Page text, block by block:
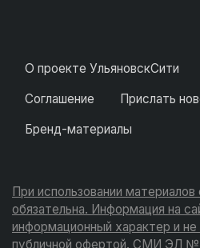
О проекте УльяновскСити
Соглашение
Прислать
Бренд-материалы
При использовании материалов
обязательна. Информация на
информационный характер и не
публичной офертой. СМИ ЭЛ